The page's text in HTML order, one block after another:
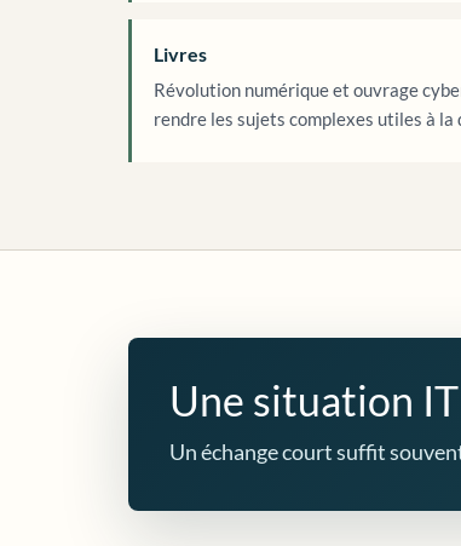
Livres
Révolution numérique et ouvrage
rendre les sujets complexes utiles à la
Une situation
Un échange court suffit